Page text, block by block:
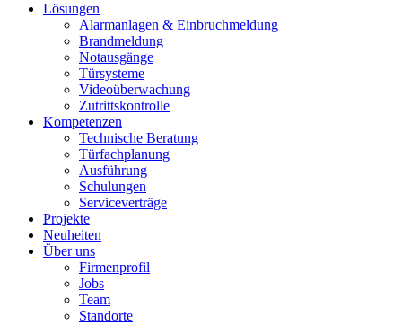
Lösungen
Alarmanlagen & Einbruchmeldung
Brandmeldung
Notausgänge
Türsysteme
Videoüberwachung
Zutrittskontrolle
Kompetenzen
Technische Beratung
Türfachplanung
Ausführung
Schulungen
Serviceverträge
Projekte
Neuheiten
Über uns
Firmenprofil
Jobs
Team
Standorte